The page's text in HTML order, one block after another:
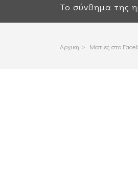
Το σύνθημα της
Αρχικη > Ματιες στο